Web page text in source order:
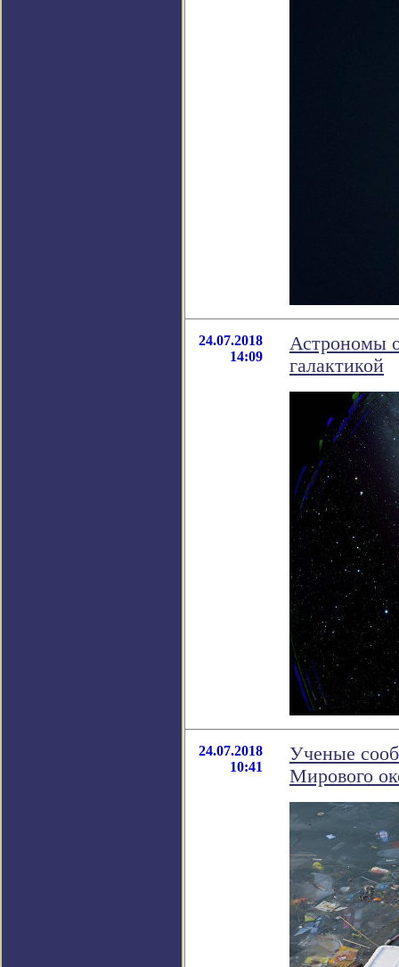
24.07.2018
14:09
Астрономы
галактикой
24.07.2018
10:41
Ученые
Мирового